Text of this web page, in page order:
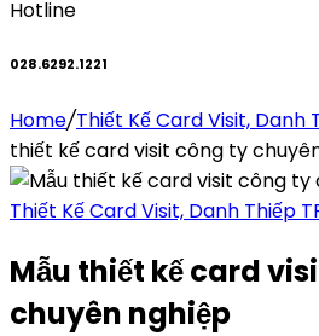
Hotline
028.6292.1221
Home/Thiết Kế Card Visit, Danh
thiết kế card visit công ty
Thiết Kế Card Visit, Danh Thiếp
Mẫu thiết kế card
chuyên nghiệp